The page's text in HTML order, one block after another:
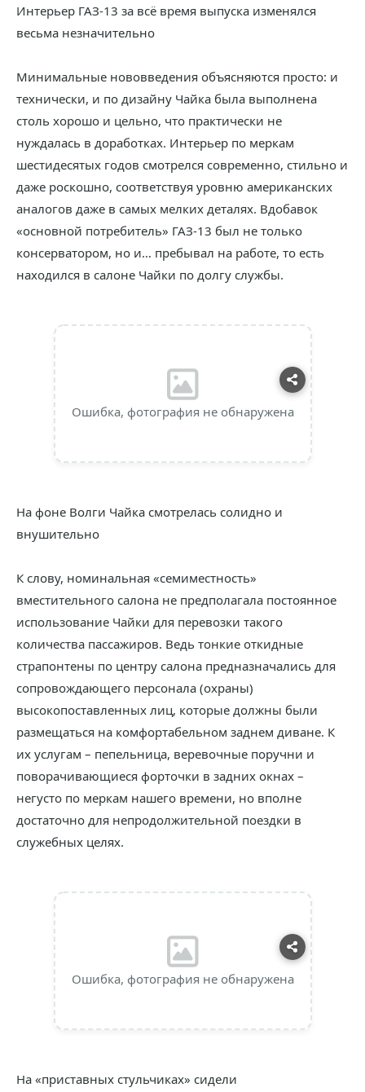
Интерьер ГАЗ-13 за всё время выпуска изменялся
весьма незначительно
Минимальные нововведения объясняются просто: и
технически, и по дизайну Чайка была выполнена
столь хорошо и цельно, что практически не
нуждалась в доработках. Интерьер по меркам
шестидесятых годов смотрелся современно, стильно и
даже роскошно, соответствуя уровню американских
аналогов даже в самых мелких деталях. Вдобавок
«основной потребитель» ГАЗ-13 был не только
консерватором, но и… пребывал на работе, то есть
находился в салоне Чайки по долгу службы.
Ошибка, фотография не обнаружена
На фоне Волги Чайка смотрелась солидно и
внушительно
К слову, номинальная «семиместность»
вместительного салона не предполагала постоянное
использование Чайки для перевозки такого
количества пассажиров. Ведь тонкие откидные
страпонтены по центру салона предназначались для
сопровождающего персонала (охраны)
высокопоставленных лиц, которые должны были
размещаться на комфортабельном заднем диване. К
их услугам – пепельница, веревочные поручни и
поворачивающиеся форточки в задних окнах –
негусто по меркам нашего времени, но вполне
достаточно для непродолжительной поездки в
служебных целях.
Ошибка, фотография не обнаружена
На «приставных стульчиках» сидели